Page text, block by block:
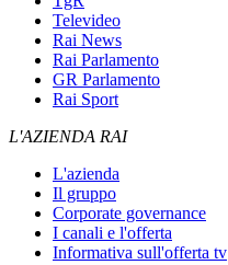
Televideo
Rai News
Rai Parlamento
GR Parlamento
Rai Sport
L'AZIENDA RAI
L'azienda
Il gruppo
Corporate governance
I canali e l'offerta
Informativa sull'offerta tv